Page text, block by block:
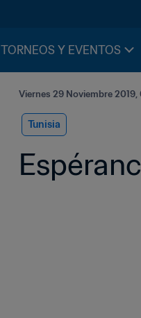
TORNEOS Y EVENTOS
Viernes 29 Noviembre 2019,
Tunisia